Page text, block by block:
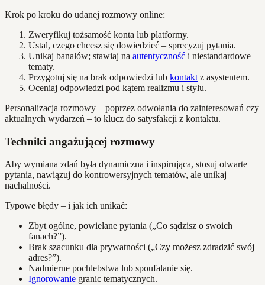
Krok po kroku do udanej rozmowy online:
Zweryfikuj tożsamość konta lub platformy.
Ustal, czego chcesz się dowiedzieć – sprecyzuj pytania.
Unikaj banałów; stawiaj na autentyczność i niestandardowe
tematy.
Przygotuj się na brak odpowiedzi lub kontakt z asystentem.
Oceniaj odpowiedzi pod kątem realizmu i stylu.
Personalizacja rozmowy – poprzez odwołania do zainteresowań czy
aktualnych wydarzeń – to klucz do satysfakcji z kontaktu.
Techniki angażującej rozmowy
Aby wymiana zdań była dynamiczna i inspirująca, stosuj otwarte
pytania, nawiązuj do kontrowersyjnych tematów, ale unikaj
nachalności.
Typowe błędy – i jak ich unikać:
Zbyt ogólne, powielane pytania („Co sądzisz o swoich
fanach?”).
Brak szacunku dla prywatności („Czy możesz zdradzić swój
adres?”).
Nadmierne pochlebstwa lub spoufalanie się.
Ignorowanie granic tematycznych.